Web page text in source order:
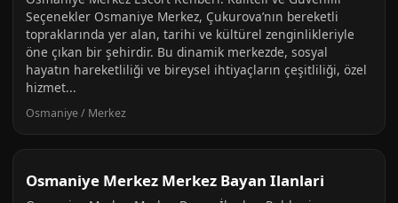
Seçenekler Osmaniye Merkez, Çukurova’nın bereketli
topraklarında yer alan, tarihi ve kültürel zenginlikleriyle
öne çıkan bir şehirdir. Bu dinamik merkezde, sosyal
hayatın hareketliliği ve bireysel ihtiyaçların çeşitliliği, özel
hizmet...
Osmaniye / Merkez
Osmaniye Merkez Merkez Bayan Ilanlari